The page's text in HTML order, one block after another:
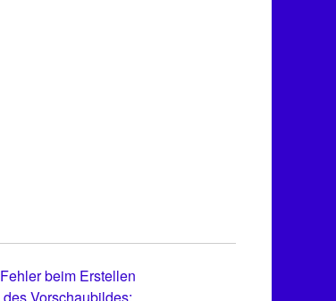
Fehler beim Erstellen
des Vorschaubildes: